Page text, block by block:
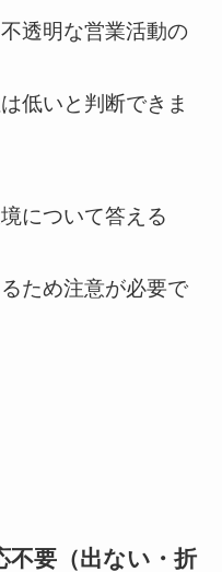
透明な営業活動の
低いと判断できま
について答える
ため注意が必要で
不要（出ない・折